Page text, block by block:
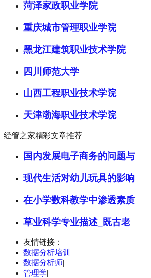
菏泽家政职业学院
重庆城市管理职业学院
黑龙江建筑职业技术学院
四川师范大学
山西工程职业技术学院
天津渤海职业技术学院
经管之家精彩文章推荐
国内发展电子商务的问题与
现代生活对幼儿玩具的影响
在小学数科教学中渗透素质
草业科学专业描述_既古老
友情链接：
数据分析培训 |
数据分析师|
管理学|